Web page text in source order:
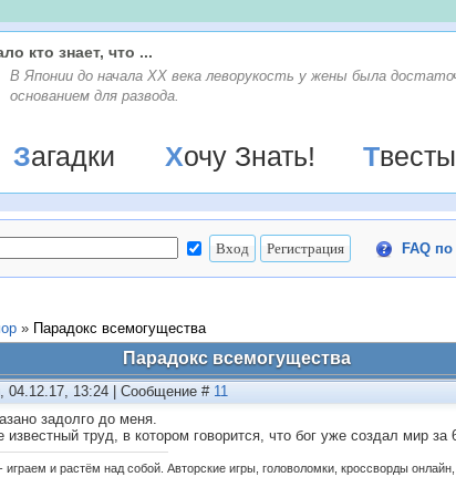
кто знает, что ...
В Японии до начала XX века леворукость у жены была
основанием для развода.
Загадки Хочу Знать! Твесты
FAQ
» Парадокс всемогущества
Парадокс всемогущества
04.12.17, 13:24 | Сообщение # 11
задолго до меня.
известный труд, в котором говорится, что бог уже создал мир
- играем и растём над собой. Авторские игры, головоломки, кроссворды онлайн,